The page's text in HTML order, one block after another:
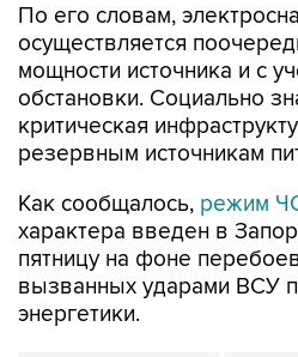
По его словам,
осуществляется
мощности источника и с
обстановки. Социально
критическая
резервным источникам
Как сообщалось, режим
характера введен в
пятницу на фоне
вызванных ударами ВСУ
энергетики.